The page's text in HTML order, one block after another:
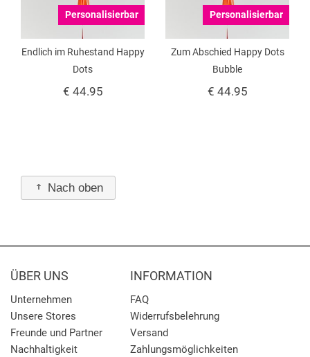
Personalisierbar
Zum Abschied Happy Dots
Bubble
€ 44.95
Personalisierbar
Endlich im Ruhestand Happy
Dots
€ 44.95
Nach oben
ÜBER UNS
Unternehmen
Unsere Stores
Freunde und Partner
Nachhaltigkeit
INFORMATION
FAQ
Widerrufsbelehrung
Versand
Zahlungsmöglichkeiten